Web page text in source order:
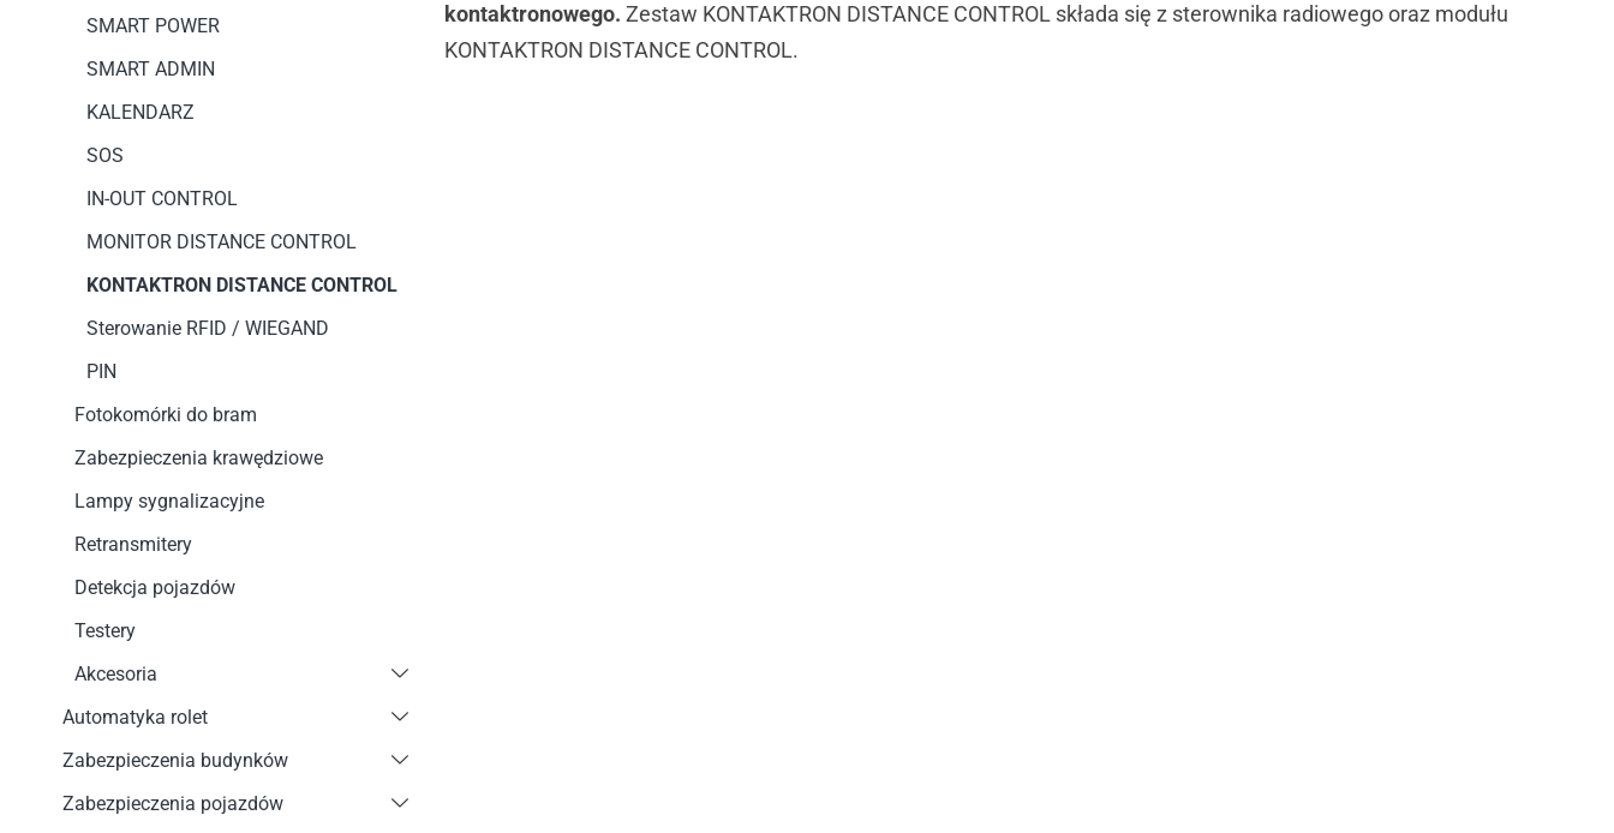
kontaktronowego. Zestaw KONTAKTRON DISTANCE CONTROL składa się z sterownika radiowego oraz modułu
KONTAKTRON DISTANCE CONTROL.
SMART POWER
SMART ADMIN
KALENDARZ
SOS
IN-OUT CONTROL
MONITOR DISTANCE CONTROL
KONTAKTRON DISTANCE CONTROL
Sterowanie RFID / WIEGAND
PIN
Fotokomórki do bram
Zabezpieczenia krawędziowe
Lampy sygnalizacyjne
Retransmitery
Detekcja pojazdów
Testery
Akcesoria
Automatyka rolet
Zabezpieczenia budynków
Zabezpieczenia pojazdów